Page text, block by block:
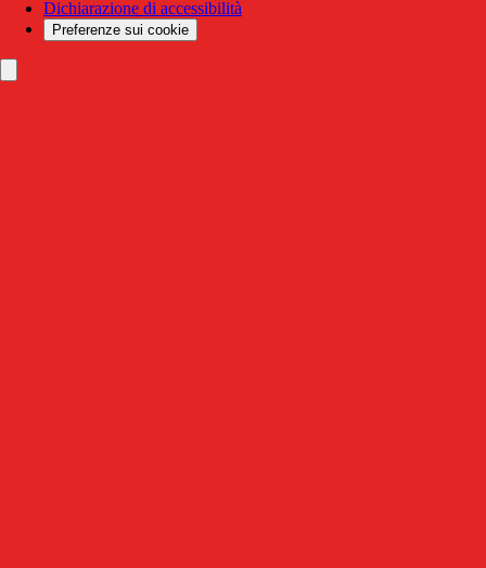
Dichiarazione di accessibilità
Preferenze sui cookie